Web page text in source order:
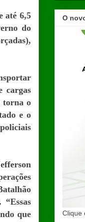
até 6,5
do
cargas
torna o
e o
que
O
Clique